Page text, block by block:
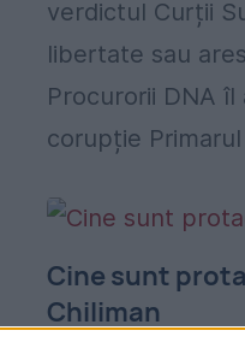
verdictul Curții
libertate sau
Procurorii DNA
corupție
Cine sunt
Chiliman